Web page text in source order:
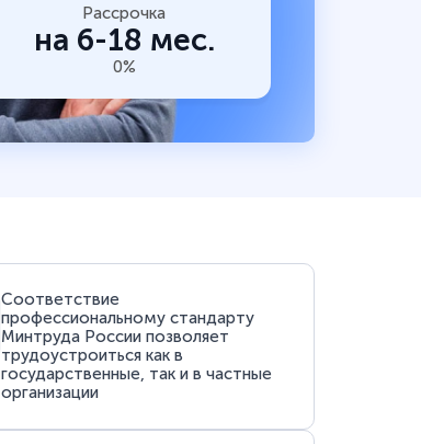
Рассрочка
на 6-18 мес.
0%
Соответствие
профессиональному стандарту
Минтруда России позволяет
трудоустроиться как в
государственные, так и в частные
организации